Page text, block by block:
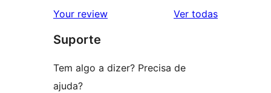
2
com
1
Your review Ver todasavaliações
Suporte
Tem algo a dizer? Precisa de
ajuda?